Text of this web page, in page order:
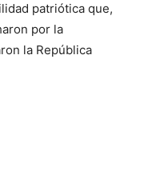
patriótica que,
por la
la República